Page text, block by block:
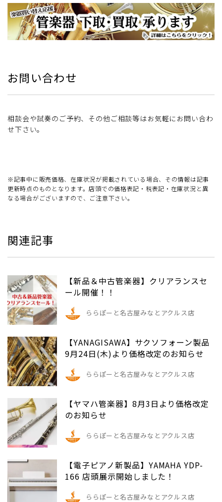
お問い合わせ
相談会や試奏のご予約、その他ご相談等はお気軽にお問い合わ
せ下さい。
※記事中に販売価格、在庫状況が掲載されている場合、その情報は記事
更新時点のものとなります。店頭での価格表記・税表記・在庫状況と異
なる場合がございますので、ご注意下さい。
関連記事
【新品＆中古管楽器】クリアランスセ
ール開催！！
ららぽーと名古屋みなとアクルス店
【YANAGISAWA】サクソフォーン製品
9月24日(木)より価格改定のお知らせ
ららぽーと名古屋みなとアクルス店
【ヤマハ管楽器】8月3日より価格改定
のお知らせ
ららぽーと名古屋みなとアクルス店
【電子ピアノ新製品】YAMAHA YDP-
166 店頭展示開始しました！
ららぽーと名古屋みなとアクルス店